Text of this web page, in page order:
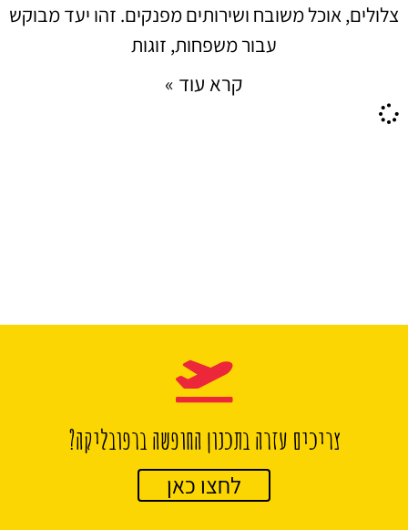
צלולים, אוכל משובח ושירותים מפנקים. זהו יעד מבוקש
עבור משפחות, זוגות
קרא עוד »
צריכים עזרה בתכנון החופשה ברפובליקה?
לחצו כאן